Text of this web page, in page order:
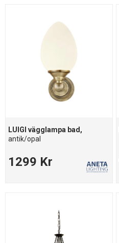
LUIGI vägglampa bad,
antik/opal
1299 Kr